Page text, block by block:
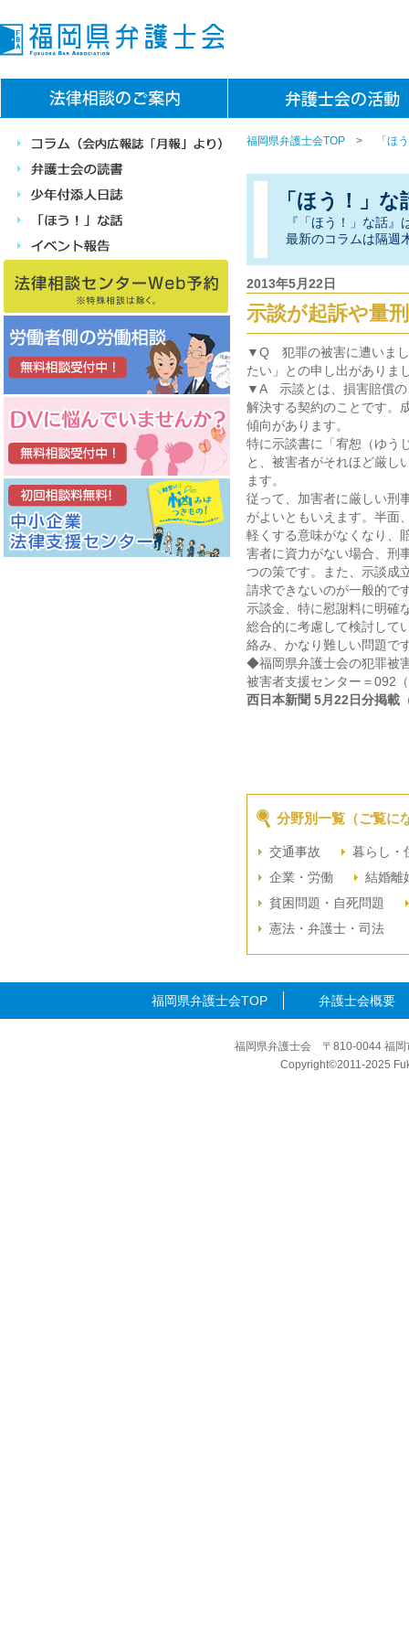
福岡県弁護士会TOP > 「ほ
「ほう！」な
『「ほう！」な話
最新のコラムは隔週
2013年5月22日
示談が起訴や量
▼Q 犯罪の被害に遭いまし
たい」との申し出がありま
▼A 示談とは、損害賠償の
解決する契約のことです。
傾向があります。
特に示談書に「宥恕（ゆう
と、被害者がそれほど厳し
ます。
従って、加害者に厳しい刑
がよいともいえます。半面
軽くする意味がなくなり、
害者に資力がない場合、刑
つの策です。また、示談成
請求できないのが一般的で
示談金、特に慰謝料に明確
総合的に考慮して検討して
絡み、かなり難しい問題で
◆福岡県弁護士会の犯罪被
被害者支援センター＝092
西日本新聞 5月22日分掲載
分野別一覧（ご覧に
交通事故
暮らし・
企業・労働
結婚離
貧困問題・自死問題
憲法・弁護士・司法
福岡県弁護士会TOP 弁護士会概要
福岡県弁護士会 〒810-0044 福
Copyright©2011-2025